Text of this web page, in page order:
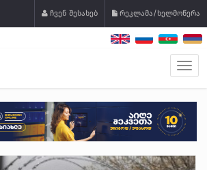
ჩვენ შესახებ რეკლამა/ხელმოწერა